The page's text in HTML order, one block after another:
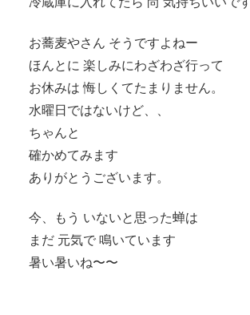
お蕎麦やさん そうですよねー
ほんとに 楽しみにわざわざ行って
お休みは 悔しくてたまりません。
水曜日ではないけど、、
ちゃんと
確かめてみます
ありがとうございます。
今、もう いないと思った蝉は
まだ 元気で 鳴いています
暑い暑いね〜〜